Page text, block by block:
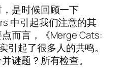
是时候回顾一下
中引起我们注意的其
而言，《Merge Cats:
引起了很多人的共鸣。
谜题？所有检查。